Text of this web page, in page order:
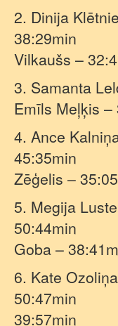
2. Dinija
38:29min
Vilkaušs –
3. Samanta
Emīls Meļķis –
4. Ance
45:35min
Zēģelis –
5. Megija
50:44min
Goba –
6. Kate
50:47min
39:57min